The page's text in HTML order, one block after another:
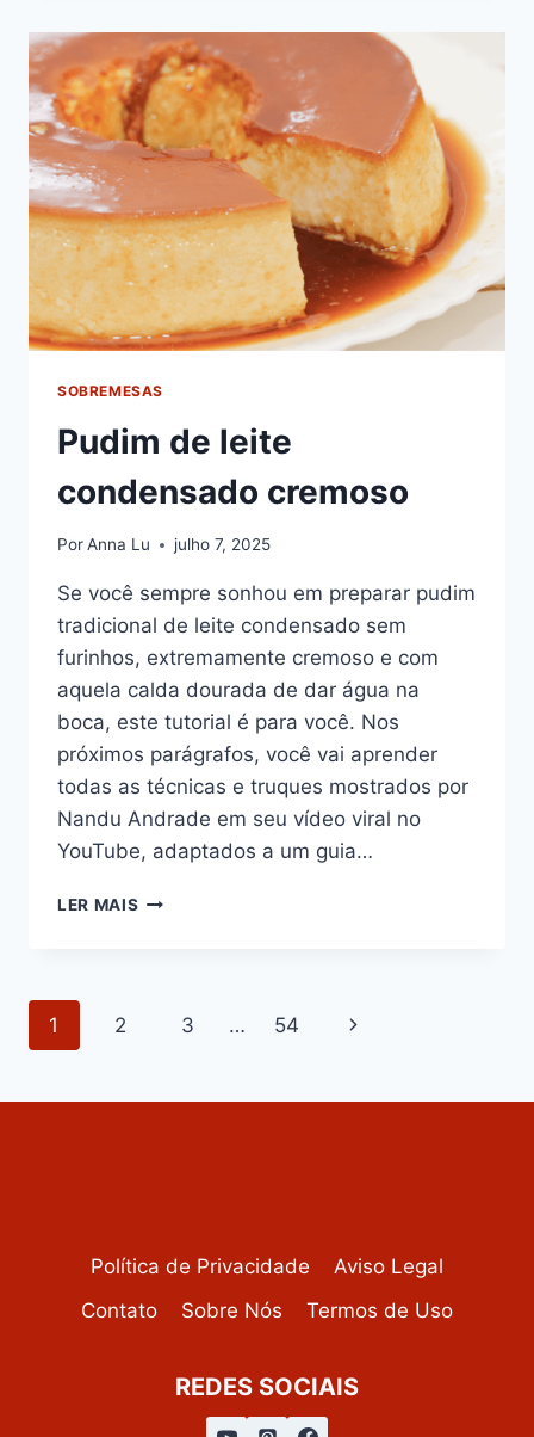
SOBREMESAS
Pudim de leite
condensado cremoso
PorAnna Lu julho 7, 2025
Se você sempre sonhou em preparar pudim
tradicional de leite condensado sem
furinhos, extremamente cremoso e com
aquela calda dourada de dar água na
boca, este tutorial é para você. Nos
próximos parágrafos, você vai aprender
todas as técnicas e truques mostrados por
Nandu Andrade em seu vídeo viral no
YouTube, adaptados a um guia…
LER MAIS PUDIM
Navegação
1 2 3 … 54
Página
Política de Privacidade
Aviso Legal
Contato
Sobre Nós Termos de Uso
REDES SOCIAIS